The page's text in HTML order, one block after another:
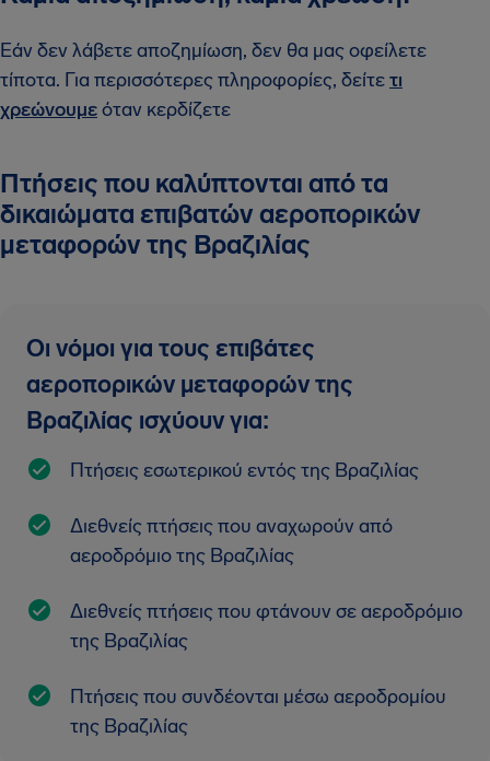
Εάν δεν λάβετε αποζημίωση, δεν θα μας οφείλετε
τίποτα. Για περισσότερες πληροφορίες, δείτετι
χρεώνουμεόταν κερδίζετε
Πτήσεις που καλύπτονται από τα
δικαιώματα επιβατών αεροπορικών
μεταφορών της Βραζιλίας
Οι νόμοι για τους επιβάτες
αεροπορικών μεταφορών της
Βραζιλίας ισχύουν για:
Πτήσεις εσωτερικού εντός της Βραζιλίας
Διεθνείς πτήσεις που αναχωρούν από
αεροδρόμιο της Βραζιλίας
Διεθνείς πτήσεις που φτάνουν σε αεροδρόμιο
της Βραζιλίας
Πτήσεις που συνδέονται μέσω αεροδρομίου
της Βραζιλίας